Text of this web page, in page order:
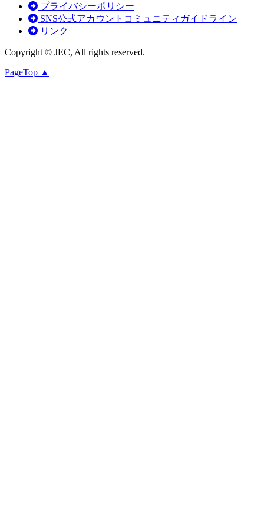
プライバシーポリシー
SNS公式アカウントコミュニティガイドライン
リンク
Copyright © JEC, All rights reserved.
PageTop ▲